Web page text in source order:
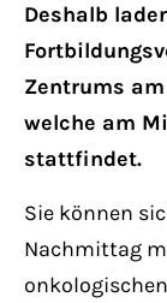
San
+44
Drop
Deshalb
Zentrums
welche am
stattfindet.
Sie können
Nachmittag